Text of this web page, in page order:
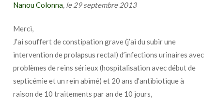
Nanou Colonna, le 29 septembre 2013
Merci,
J’ai souffert de constipation grave (j’ai du subir une
intervention de prolapsus rectal) d’infections urinaires avec
problèmes de reins sérieux (hospitalisation avec début de
septicémie et un rein abimé) et 20 ans d’antibiotique à
raison de 10 traitements par an de 10 jours,